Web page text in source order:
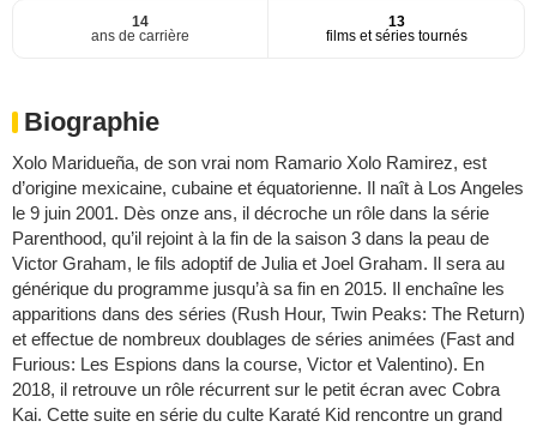
14
ans de carrière
13
films et séries tournés
Biographie
Xolo Maridueña, de son vrai nom Ramario Xolo Ramirez, est
d’origine mexicaine, cubaine et équatorienne. Il naît à Los Angeles
le 9 juin 2001. Dès onze ans, il décroche un rôle dans la série
Parenthood, qu’il rejoint à la fin de la saison 3 dans la peau de
Victor Graham, le fils adoptif de Julia et Joel Graham. Il sera au
générique du programme jusqu’à sa fin en 2015. Il enchaîne les
apparitions dans des séries (Rush Hour, Twin Peaks: The Return)
et effectue de nombreux doublages de séries animées (Fast and
Furious: Les Espions dans la course, Victor et Valentino). En
2018, il retrouve un rôle récurrent sur le petit écran avec Cobra
Kai. Cette suite en série du culte Karaté Kid rencontre un grand